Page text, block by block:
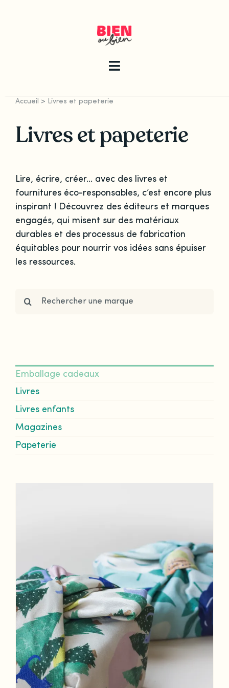
Toggle
La newsletter
Le guide
Les articles
Qui sommes-nous ?
Accueil > Livres et papeterie
Livres et papeterie
Lire, écrire, créer… avec des livres et
fournitures éco-responsables, c’est encore plus
inspirant ! Découvrez des éditeurs et marques
engagés, qui misent sur des matériaux
durables et des processus de fabrication
équitables pour nourrir vos idées sans épuiser
les ressources.
Emballage cadeaux
Livres
Livres enfants
Magazines
Papeterie